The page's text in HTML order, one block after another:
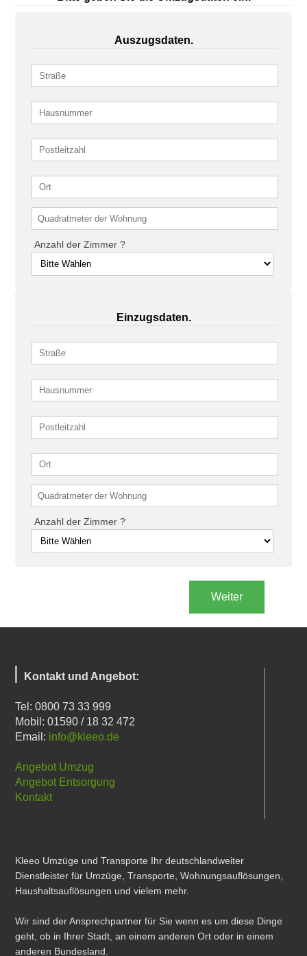
Auszugsdaten.
Anzahl der Zimmer ?
Einzugsdaten.
Anzahl der Zimmer ?
Weiter
Kontakt und Angebot:
Tel: 0800 73 33 999
Mobil: 01590 / 18 32 472
Email: info@kleeo.de
Angebot Umzug
Angebot Entsorgung
Kontakt
Kleeo Umzüge und Transporte Ihr deutschlandweiter
Dienstleister für Umzüge, Transporte, Wohnungsauflösungen,
Haushaltsauflösungen und vielem mehr.
Wir sind der Ansprechpartner für Sie wenn es um diese Dinge
geht, ob in Ihrer Stadt, an einem anderen Ort oder in einem
anderen Bundesland.